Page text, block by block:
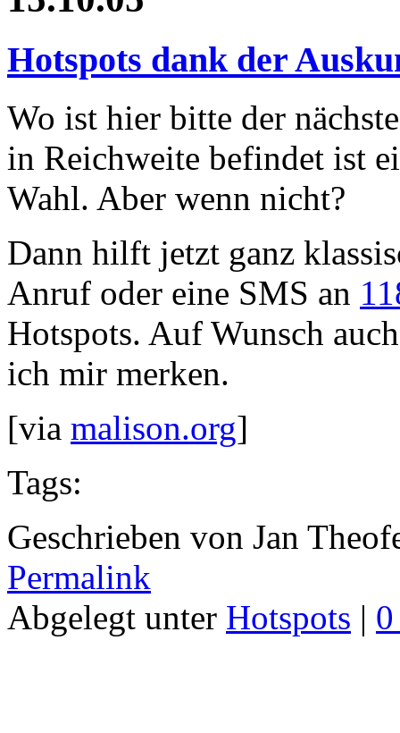
Hotspots dank der
Wo ist hier bitte der
in Reichweite befindet ist
Wahl. Aber wenn nicht?
Dann hilft jetzt ganz
Anruf oder eine SMS an
Hotspots. Auf Wunsch
ich mir merken.
[via malison.org]
Tags:
Geschrieben von Jan
Permalink
Abgelegt unter Hotspots |